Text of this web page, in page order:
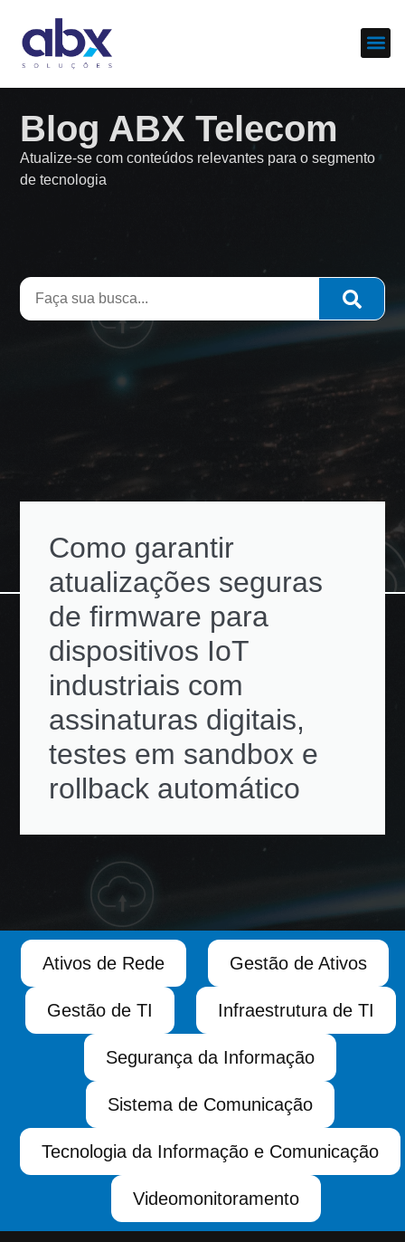
Blog ABX Telecom
Atualize-se com conteúdos relevantes para o segmento
de tecnologia
Como garantir
atualizações seguras
de firmware para
dispositivos IoT
industriais com
assinaturas digitais,
testes em sandbox e
rollback automático
Ativos de Rede Gestão de Ativos
Gestão de TI Infraestrutura de TI
Segurança da Informação
Sistema de Comunicação
Tecnologia da Informação e Comunicação
Videomonitoramento